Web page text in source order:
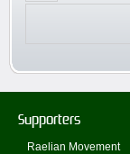
Supporters
Raelian Movement